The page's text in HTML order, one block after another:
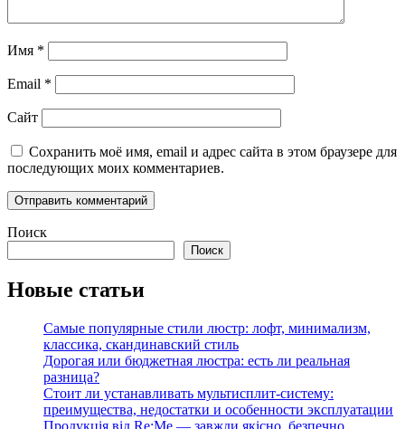
Имя *
Email *
Сайт
Сохранить моё имя, email и адрес сайта в этом браузере для
последующих моих комментариев.
Поиск
Поиск
Новые статьи
Самые популярные стили люстр: лофт, минимализм,
классика, скандинавский стиль
Дорогая или бюджетная люстра: есть ли реальная
разница?
Стоит ли устанавливать мультисплит-систему:
преимущества, недостатки и особенности эксплуатации